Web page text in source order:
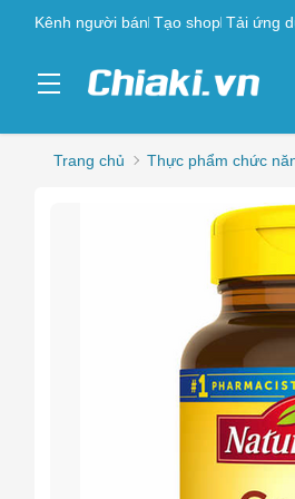
Kênh người bán Tạo shop Tải ứng
Trang chủ Thực phẩm chức